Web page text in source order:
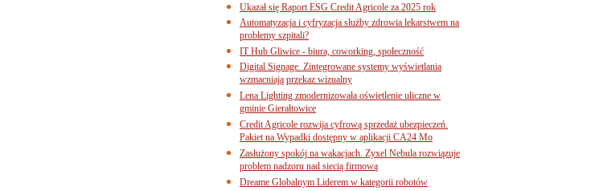
Ukazał się Raport ESG Credit Agricole za 2025 rok
Automatyzacja i cyfryzacja służby zdrowia lekarstwem na
problemy szpitali?
IT Hub Gliwice - biura, coworking, społeczność
Digital Signage. Zintegrowane systemy wyświetlania
wzmacniają przekaz wizualny
Lena Lighting zmodernizowała oświetlenie uliczne w
gminie Gierałtowice
Credit Agricole rozwija cyfrową sprzedaż ubezpieczeń.
Pakiet na Wypadki dostępny w aplikacji CA24 Mo
Zasłużony spokój na wakacjach. Zyxel Nebula rozwiązuje
problem nadzoru nad siecią firmową
Dreame Globalnym Liderem w kategorii robotów